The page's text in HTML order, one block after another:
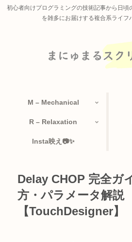
初心者向けプログラミングの技術記事から日頃
を雑多にお届けする複合系ライフ
M – Mechanical
R – Relaxation
Insta映え📷✨
Delay CHOP 完全ガ
方・パラメータ解説
【TouchDesigner】